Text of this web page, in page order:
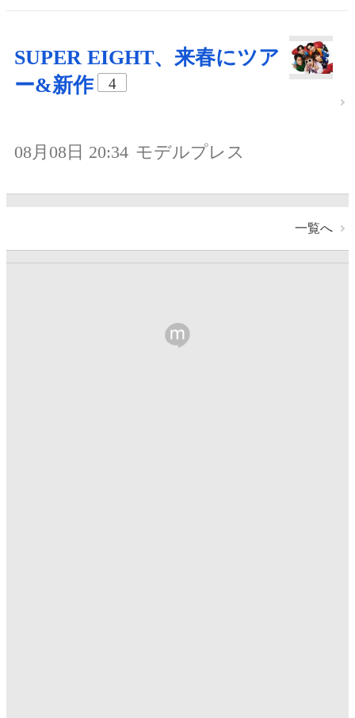
SUPER EIGHT、来春にツア
ー&新作
4
08月08日 20:34 モデルプレス
一覧へ